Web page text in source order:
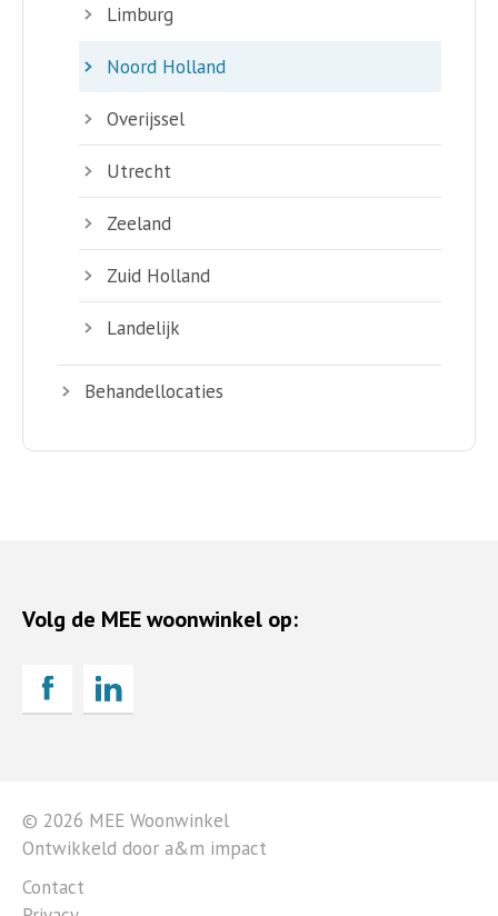
Limburg
Noord Holland
Overijssel
Utrecht
Zeeland
Zuid Holland
Landelijk
Behandellocaties
Volg de MEE woonwinkel op:
© 2026 MEE Woonwinkel
Ontwikkeld door a&m impact
Contact